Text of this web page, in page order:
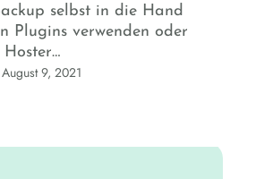
selbst in die Hand
Plugins verwenden oder
9, 2021